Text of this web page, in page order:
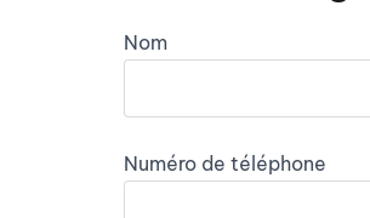
Nom
Numéro de téléphone